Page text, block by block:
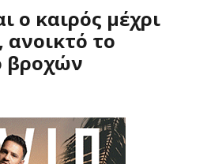
ο καιρός μέχρι
ανοικτό το
βροχών